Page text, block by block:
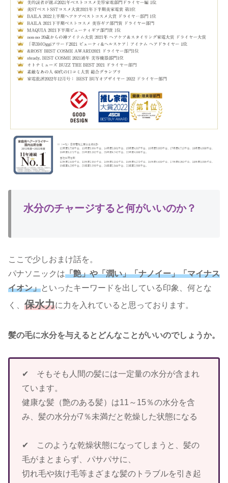
水分のチャージすると何がいいのか？
ここで少しおまけ話を。
パナソニックは「艶」や「潤い」「ナノイー」「マイナス
イオン」といったキーワードを出している印象、何とな
く、 保水力に力を入れていると思っております。
髪の毛に水分を与えるとどんなことがいいのでしょうか。
✔ そもそも人間の髪には一定量の水分が含まれ
ています。
健康な髪（艶のある髪）は11～15％の水分を含
み、髪の水分が7％未満だと乾燥した状態になる
✔ このような乾燥状態になってしまうと、髪の
毛がまとまらず、パサパサに、
切れ毛や抜け毛等まざまな髪のトラブルを引き起